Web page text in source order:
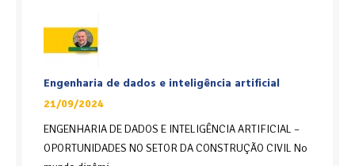
Engenharia de dados e inteligência artificial
21/09/2024
ENGENHARIA DE DADOS E INTELIGÊNCIA ARTIFICIAL –
OPORTUNIDADES NO SETOR DA CONSTRUÇÃO CIVIL No